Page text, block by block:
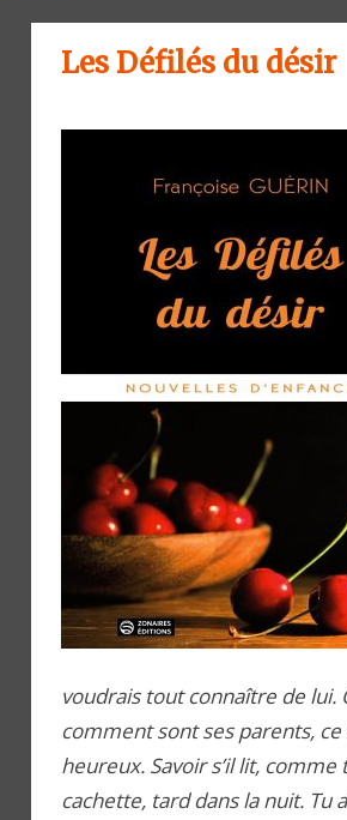
Les Défilés du désir
voudrais tout connaître de lui.
comment sont ses parents,
heureux. Savoir s’il lit, comme
cachette, tard dans la nuit. Tu